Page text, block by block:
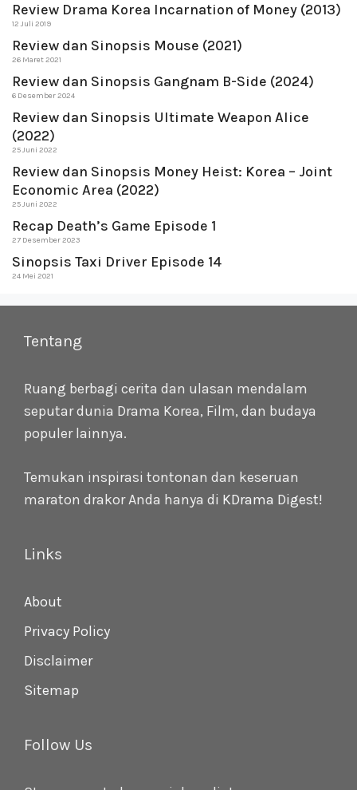
Review Drama Korea Incarnation of Money (2013)
12 Juli 2019
Review dan Sinopsis Mouse (2021)
26 Maret 2021
Review dan Sinopsis Gangnam B-Side (2024)
6 Desember 2024
Review dan Sinopsis Ultimate Weapon Alice
(2022)
25 Juni 2022
Review dan Sinopsis Money Heist: Korea – Joint
Economic Area (2022)
25 Juni 2022
Recap Death’s Game Episode 1
27 Desember 2023
Sinopsis Taxi Driver Episode 14
24 Mei 2021
Tentang
Ruang berbagi cerita dan ulasan mendalam
seputar dunia Drama Korea, Film, dan budaya
populer lainnya.
Temukan inspirasi tontonan dan keseruan
maraton drakor Anda hanya di KDrama Digest!
Links
About
Privacy Policy
Disclaimer
Sitemap
Follow Us